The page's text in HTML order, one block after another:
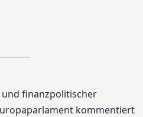
finanzpolitischer
kommentiert